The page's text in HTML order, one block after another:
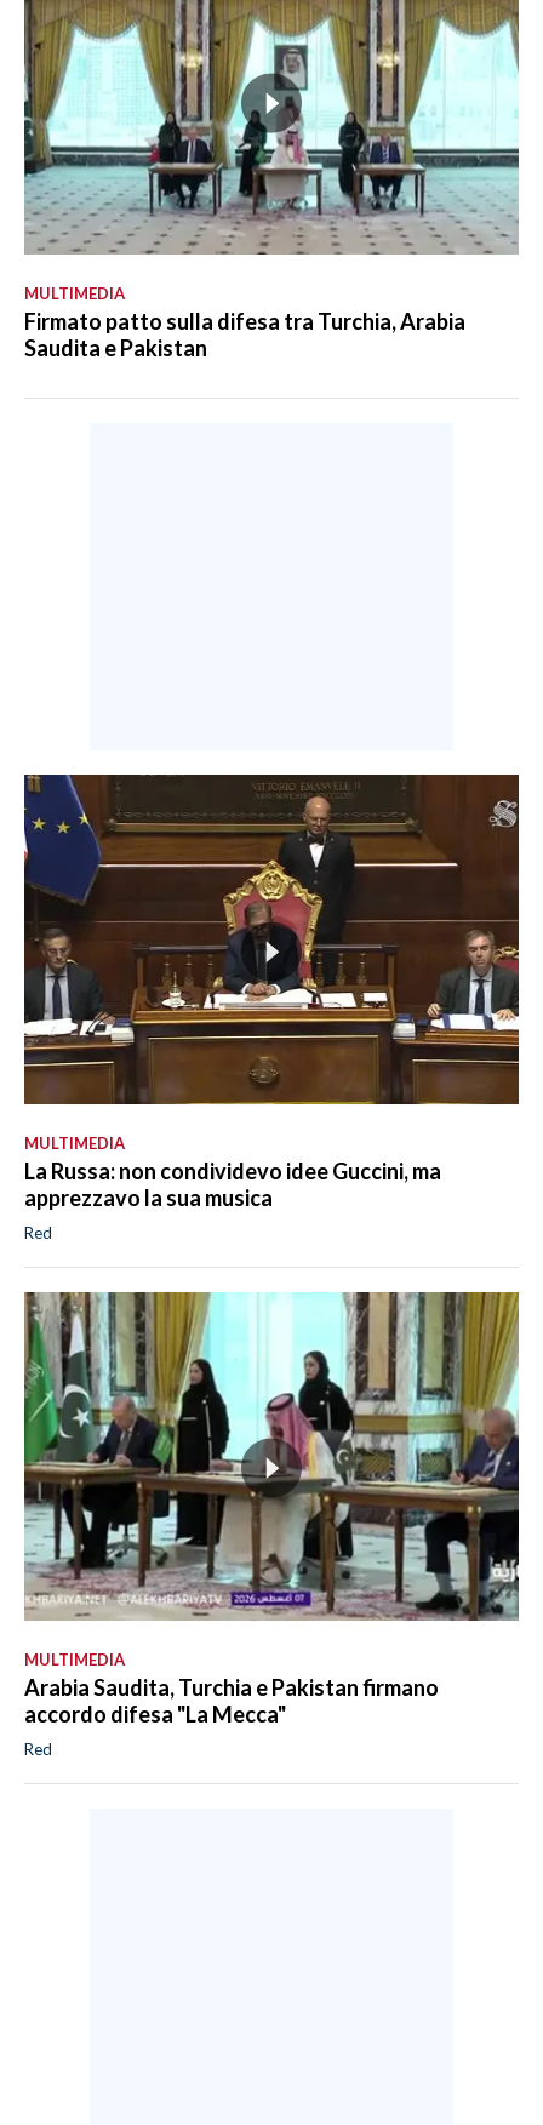
MULTIMEDIA
Firmato patto sulla difesa tra Turchia, Arabia
Saudita e Pakistan
MULTIMEDIA
La Russa: non condividevo idee Guccini, ma
apprezzavo la sua musica
Red
MULTIMEDIA
Arabia Saudita, Turchia e Pakistan firmano
accordo difesa "La Mecca"
Red